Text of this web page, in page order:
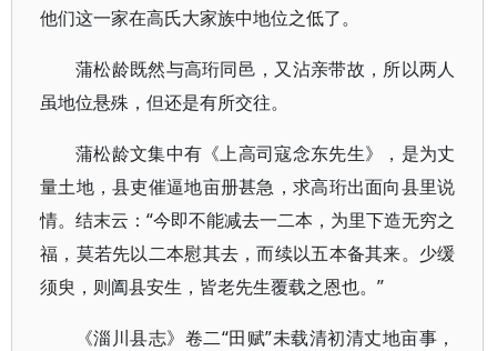
他们这一家在高氏大家族中地位之低了。
蒲松龄既然与高珩同邑，又沾亲带故，所以两人
虽地位悬殊，但还是有所交往。
蒲松龄文集中有《上高司寇念东先生》，是为丈
量土地，县吏催逼地亩册甚急，求高珩出面向县里说
情。结末云：“今即不能减去一二本，为里下造无穷之
福，莫若先以二本慰其去，而续以五本备其来。少缓
须臾，则阖县安生，皆老先生覆载之恩也。”
《淄川县志》卷二“田赋”未载清初清丈地亩事，